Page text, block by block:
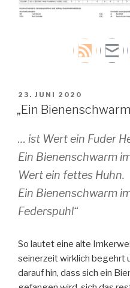
VERÖFFENTLICHT
AM
23. JUNI 2020
„Ein
… ist Wert ein Fuder
Ein Bienenschwarm
Wert ein fettes Huhn.
Ein Bienenschwarm
Federspuhl“
So lautet eine alte
seinerzeit wirklich begehrt
darauf hin, dass sich ein